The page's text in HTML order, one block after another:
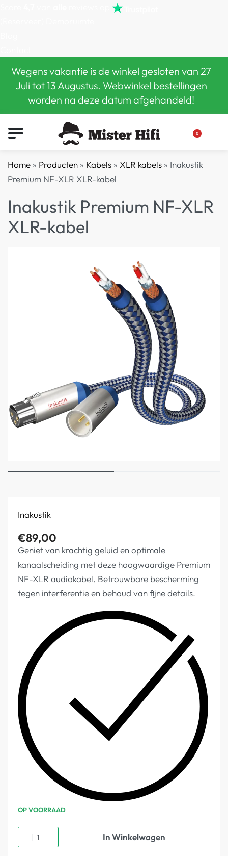
Wegens vakantie is de winkel gesloten van 27
Juli tot 13 Augustus. Webwinkel bestellingen
worden na deze datum afgehandeld!
0
Home » Producten » Kabels » XLR kabels » Inakustik
Premium NF-XLR XLR-kabel
Inakustik Premium NF-XLR
XLR-kabel
Inakustik
€89,00
Geniet van krachtig geluid en optimale
kanaalscheiding met deze hoogwaardige Premium
NF-XLR audiokabel. Betrouwbare bescherming
tegen interferentie en behoud van fijne details.
OP VOORRAAD
In Winkelwagen